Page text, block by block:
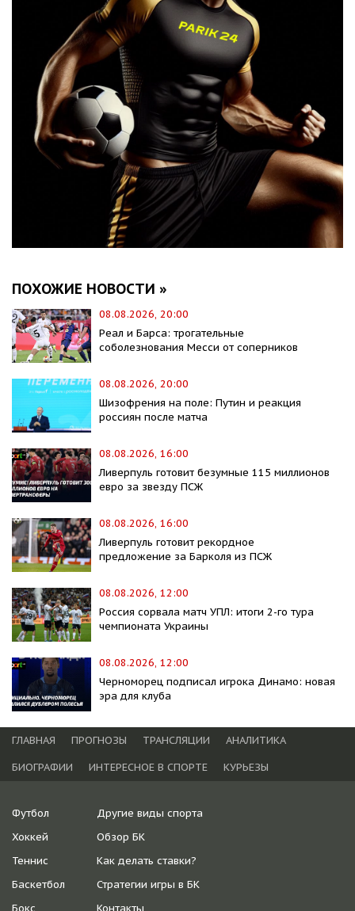
ПОХОЖИЕ НОВОСТИ »
08.08.2026, 20:00
Реал и Барса: трогательные
соболезнования Месси от соперников
08.08.2026, 20:00
Шизофрения на поле: Путин и реакция
россиян после матча
08.08.2026, 16:00
Ливерпуль готовит безумные 115 миллионов
евро за звезду ПСЖ
08.08.2026, 16:00
Ливерпуль готовит рекордное
предложение за Барколя из ПСЖ
08.08.2026, 12:00
Россия сорвала матч УПЛ: итоги 2-го тура
чемпионата Украины
08.08.2026, 12:00
Черноморец подписал игрока Динамо: новая
эра для клуба
ГЛАВНАЯ ПРОГНОЗЫ ТРАНСЛЯЦИИ
АНАЛИТИКА
БИОГРАФИИ
ИНТЕРЕСНОЕ В СПОРТЕ КУРЬЕЗЫ
Футбол
Хоккей
Теннис
Баскетбол
Другие виды спорта
Обзор БК
Как делать ставки?
Стратегии игры в БК